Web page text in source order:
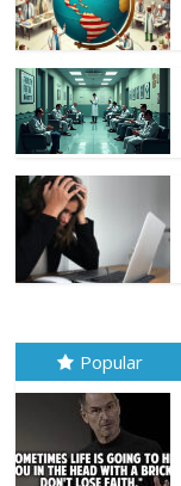
Popular